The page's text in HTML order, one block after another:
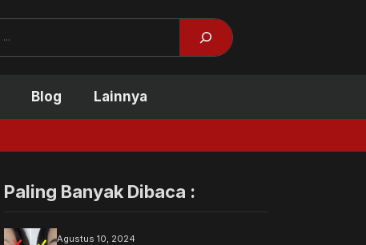
Facebook
Blog Lainnya
Paling Banyak Dibaca :
Agustus 10, 2024